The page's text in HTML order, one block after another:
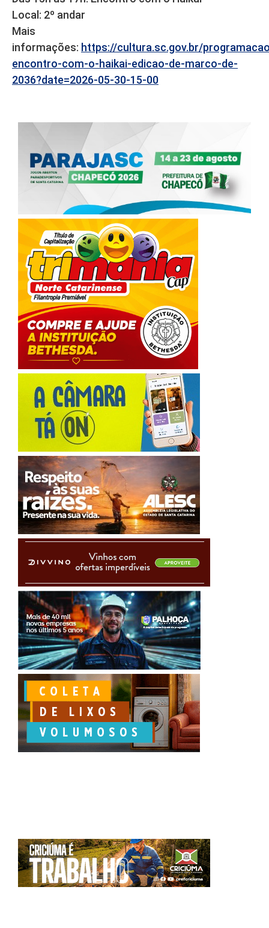
Local: 2º andar
Mais
informações: https://cultura.sc.gov.br/
encontro-com-o-haikai-edicao-de-marco-de-
2036?date=2026-05-30-15-00